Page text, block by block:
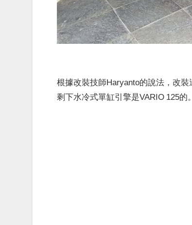
根據改裝技師Haryanto的說法，改
剩下水冷式單缸引擎是VARIO 125的。